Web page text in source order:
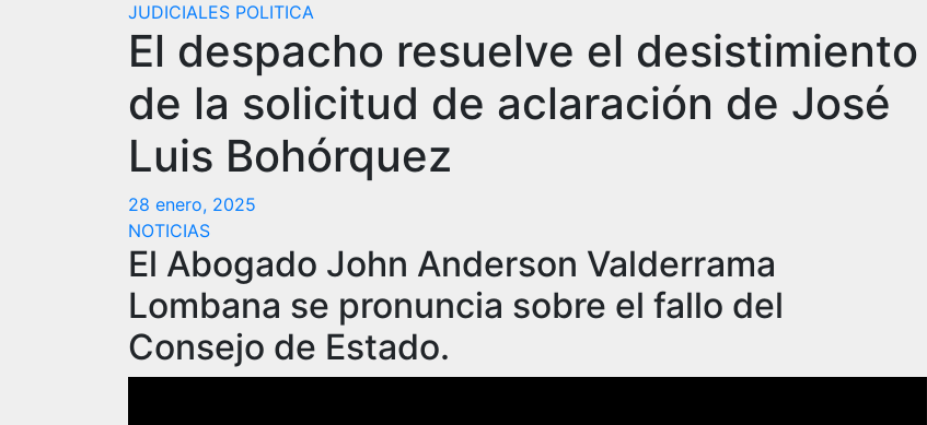
JUDICIALES POLITICA
El despacho resuelve el desistimiento
de la solicitud de aclaración de José
Luis Bohórquez
28 enero, 2025
NOTICIAS
El Abogado John Anderson Valderrama
Lombana se pronuncia sobre el fallo del
Consejo de Estado.